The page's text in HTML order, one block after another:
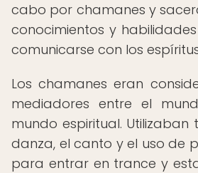
cabo por chamanes y
conocimientos y
comunicarse con los
Los chamanes eran
mediadores entre el
mundo espiritual. Utilizaban
danza, el canto y el uso de
para entrar en trance y